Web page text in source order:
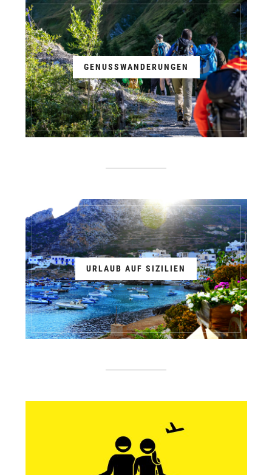
GENUSSWANDERUNGEN
URLAUB AUF SIZILIEN